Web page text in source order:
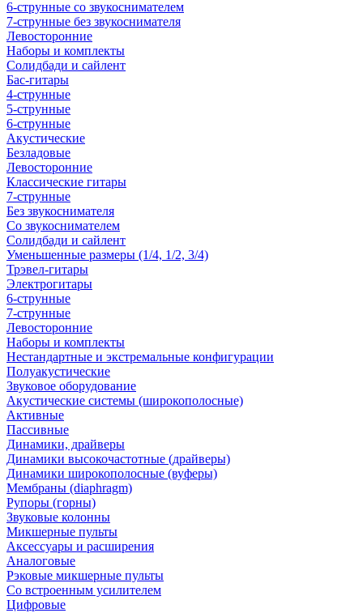
6-струнные со звукоснимателем
7-струнные без звукоснимателя
Левосторонние
Наборы и комплекты
Солидбади и сайлент
Бас-гитары
4-струнные
5-струнные
6-струнные
Акустические
Безладовые
Левосторонние
Классические гитары
7-струнные
Без звукоснимателя
Со звукоснимателем
Солидбади и сайлент
Уменьшенные размеры (1/4, 1/2, 3/4)
Трэвел-гитары
Электрогитары
6-струнные
7-струнные
Левосторонние
Наборы и комплекты
Нестандартные и экстремальные конфигурации
Полуакустические
Звуковое оборудование
Акустические системы (широкополосные)
Активные
Пассивные
Динамики, драйверы
Динамики высокочастотные (драйверы)
Динамики широкополосные (вуферы)
Мембраны (diaphragm)
Рупоры (горны)
Звуковые колонны
Микшерные пульты
Аксессуары и расширения
Аналоговые
Рэковые микшерные пульты
Со встроенным усилителем
Цифровые